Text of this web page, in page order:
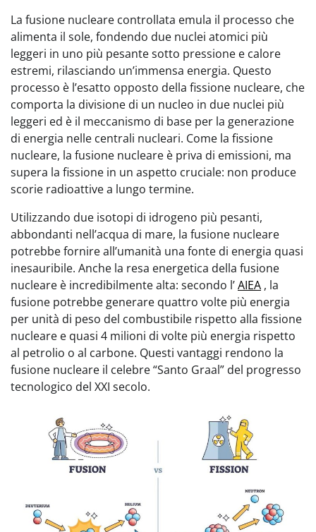
La fusione nucleare controllata emula il processo che
alimenta il sole, fondendo due nuclei atomici più
leggeri in uno più pesante sotto pressione e calore
estremi, rilasciando un’immensa energia. Questo
processo è l’esatto opposto della fissione nucleare, che
comporta la divisione di un nucleo in due nuclei più
leggeri ed è il meccanismo di base per la generazione
di energia nelle centrali nucleari. Come la fissione
nucleare, la fusione nucleare è priva di emissioni, ma
supera la fissione in un aspetto cruciale: non produce
scorie radioattive a lungo termine.
Utilizzando due isotopi di idrogeno più pesanti,
abbondanti nell’acqua di mare, la fusione nucleare
potrebbe fornire all’umanità una fonte di energia quasi
inesauribile. Anche la resa energetica della fusione
nucleare è incredibilmente alta: secondo l’AIEA , la
fusione potrebbe generare quattro volte più energia
per unità di peso del combustibile rispetto alla fissione
nucleare e quasi 4 milioni di volte più energia rispetto
al petrolio o al carbone. Questi vantaggi rendono la
fusione nucleare il celebre “Santo Graal” del progresso
tecnologico del XXI secolo.